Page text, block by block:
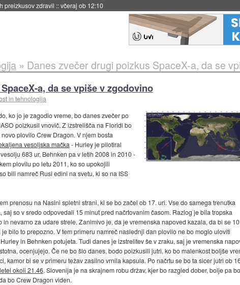
za naslednji dve leti::včeraj ob 11:37
» Danes zvečer drugi poizkus SpaceX-a, da se
a, da se vpiše v zgodovino
in tehnologija
ko jo je zagodlo vreme, bo danes zvečer po
poizkusil vnovič. Z izstrelišča na Floridi bo
plovilo Crew Dragon. V njem bosta
vesoljska mačka - Hurley je pilotiral
683 ur, Behnken pa v letih 2008 in 2010 -
plovilu po letu 2011, ko so upokojili
bili namreč Rusi edini na svetu, ki so na ISS
prenosu na Nasini spletni strani, ki se bo začel ob 17. uri. Vse do samega trenutka
so v sredo odpovedali 15 minut pred načrtovanim časom. Razlog je bila tropska
nevarno za udare strele. Zanimivo je, da je vremenska napoved kazala, da bi se 10
bilo to prepozno. V tem primeru namreč naslednji dan plovilo ne bo moglo uloviti
in Behnken potujeta. Tudi danes je izstrelitev še v zraku, saj je vremenska
ocenjujejo. Če ne bo šlo danes, bodo poizkusili jutri, ko bo malenkost boljše
kamor bi se v primeru težav zasilno vrnila kapsula. Po načrtu se bo ta sicer jutri ob
okoli 21.46. Slovenija je na skrajnem robu držav, kjer bo razgled dober, bolje pa bo
bo Crew Dragon viden.